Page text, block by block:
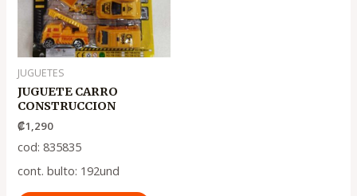
JUGUETES
JUGUETE CARRO
CONSTRUCCION
₡1,290
cod: 835835
cont. bulto: 192und